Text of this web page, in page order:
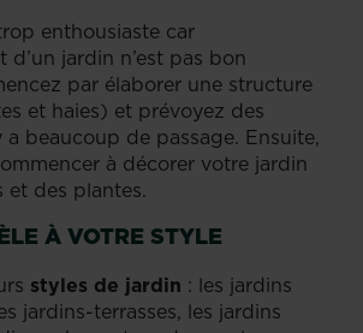
enthousiaste car
d’un jardin n’est pas bon
par élaborer une structure
et haies) et prévoyez des
a beaucoup de passage. Ensuite,
à décorer votre jardin
et des plantes.
À VOTRE STYLE
styles de jardin : les jardins
jardins-terrasses, les jardins